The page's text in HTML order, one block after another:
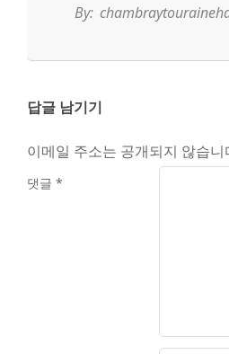
16
By:
답글 남기기
이메일 주소는 공개되지 않습니
댓글 *